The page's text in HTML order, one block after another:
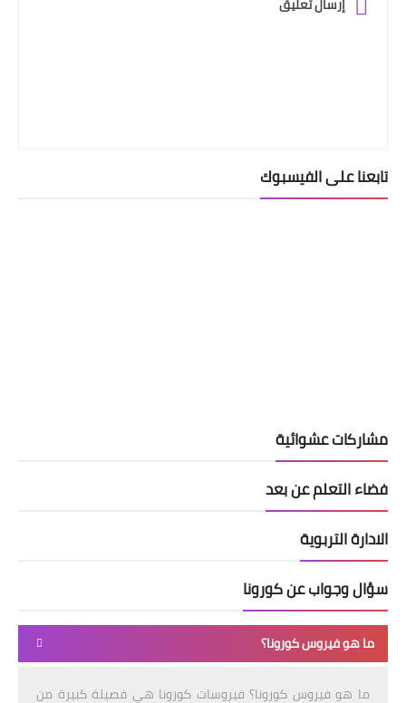
تابعنا على الفيسبوك
مشاركات عشوائية
فضاء التعلم عن بعد
الادارة التربوية
سؤال وجواب عن كورونا
ما هو فيروس كورونا؟
ما هو فيروس كورونا؟ فيروسات كورونا هي فصيلة كبيرة من